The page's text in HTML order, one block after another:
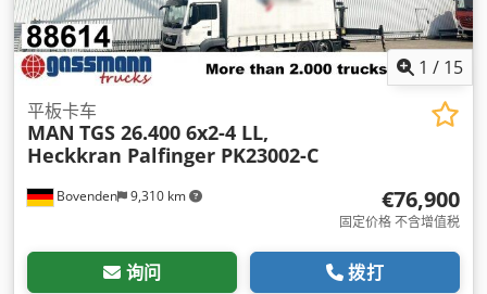
1 / 15
Bovenden 9,310 km
平板卡车
MAN TGS 26.400 6x2-4 LL,
Heckkran Palfinger PK23002-C
€76,900
固定价格 不含增值税
询问 拨打